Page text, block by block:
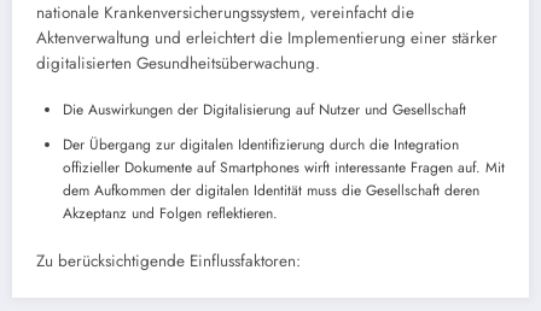
nationale Krankenversicherungssystem, vereinfacht die
Aktenverwaltung und erleichtert die Implementierung einer stärker
digitalisierten Gesundheitsüberwachung.
Die Auswirkungen der Digitalisierung auf Nutzer und Gesellschaft
Der Übergang zur digitalen Identifizierung durch die Integration
offizieller Dokumente auf Smartphones wirft interessante Fragen auf. Mit
dem Aufkommen der digitalen Identität muss die Gesellschaft deren
Akzeptanz und Folgen reflektieren.
Zu berücksichtigende Einflussfaktoren: